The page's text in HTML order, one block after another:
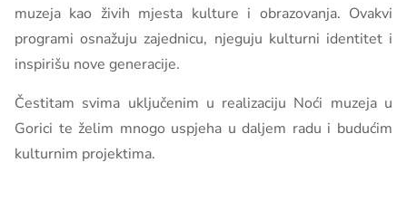
muzeja kao živih mjesta kulture i obrazovanja. Ovakvi
programi osnažuju zajednicu, njeguju kulturni identitet i
inspirišu nove generacije.
Čestitam svima uključenim u realizaciju Noći muzeja u
Gorici te želim mnogo uspjeha u daljem radu i budućim
kulturnim projektima.